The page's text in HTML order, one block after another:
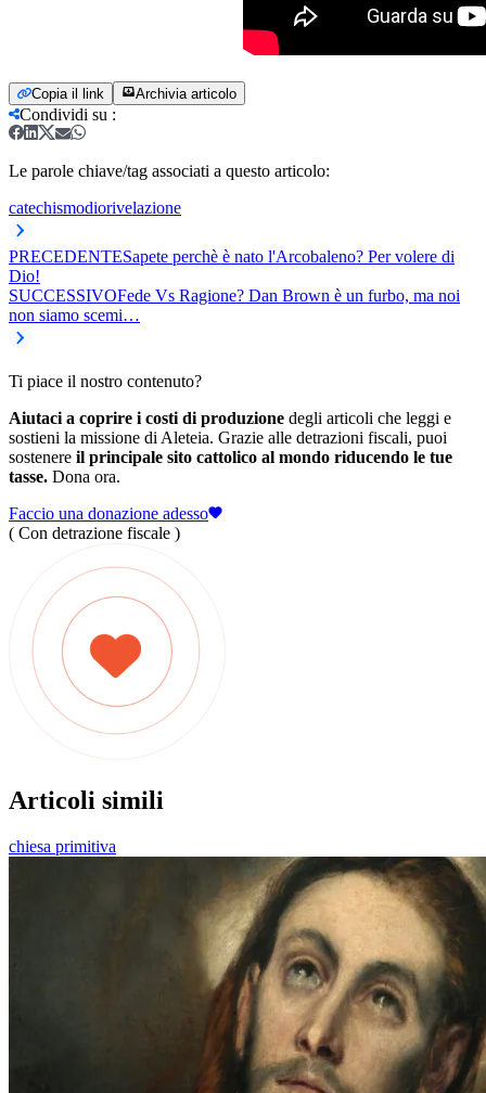
Copia il link Archivia articolo
Condividi su :
Le parole chiave/tag associati a questo articolo:
catechismodiorivelazione
PRECEDENTESapete perchè è nato l'Arcobaleno? Per volere di
Dio!
SUCCESSIVOFede Vs Ragione? Dan Brown è un furbo, ma noi
non siamo scemi…
Ti piace il nostro contenuto?
Aiutaci a coprire i costi di produzione degli articoli che leggi e
sostieni la missione di Aleteia. Grazie alle detrazioni fiscali, puoi
sostenere il principale sito cattolico al mondo riducendo le tue
tasse. Dona ora.
Faccio una donazione adesso
( Con detrazione fiscale )
Articoli simili
chiesa primitiva